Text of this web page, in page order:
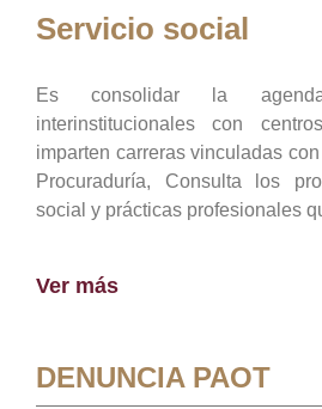
Servicio social
Es consolidar la
interinstitucionales con
imparten carreras vinculadas
Procuraduría, Consulta los
social y prácticas profesionales
Ver más
DENUNCIA PAOT